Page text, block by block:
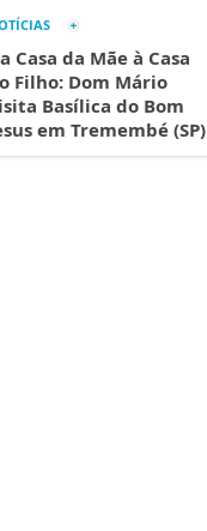
Casa da Mãe à Casa
Filho: Dom Mário
Basílica do Bom
em Tremembé (SP)